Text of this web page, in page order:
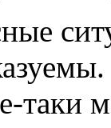
таки